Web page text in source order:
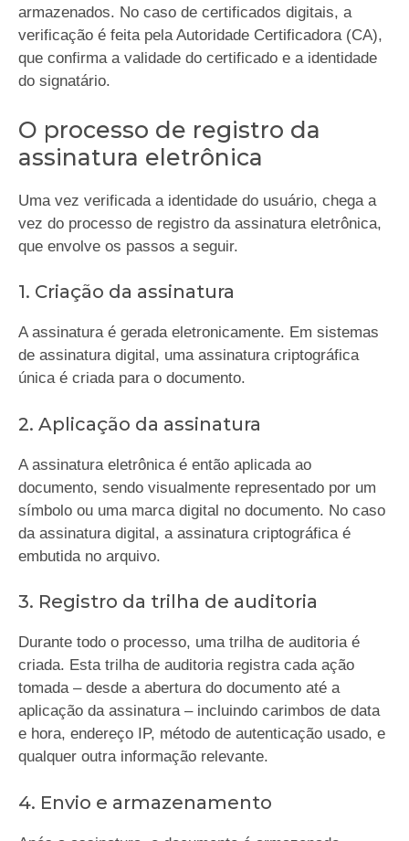
armazenados. No caso de certificados digitais, a
verificação é feita pela Autoridade Certificadora (CA),
que confirma a validade do certificado e a identidade
do signatário.
O processo de registro da
assinatura eletrônica
Uma vez verificada a identidade do usuário, chega a
vez do processo de registro da assinatura eletrônica,
que envolve os passos a seguir.
1. Criação da assinatura
A assinatura é gerada eletronicamente. Em sistemas
de assinatura digital, uma assinatura criptográfica
única é criada para o documento.
2. Aplicação da assinatura
A assinatura eletrônica é então aplicada ao
documento, sendo visualmente representado por um
símbolo ou uma marca digital no documento. No caso
da assinatura digital, a assinatura criptográfica é
embutida no arquivo.
3. Registro da trilha de auditoria
Durante todo o processo, uma trilha de auditoria é
criada. Esta trilha de auditoria registra cada ação
tomada – desde a abertura do documento até a
aplicação da assinatura – incluindo carimbos de data
e hora, endereço IP, método de autenticação usado, e
qualquer outra informação relevante.
4. Envio e armazenamento